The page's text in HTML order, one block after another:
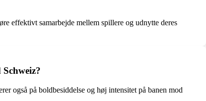
effektivt samarbejde mellem spillere og udnytte deres
også på boldbesiddelse og høj intensitet på banen mod